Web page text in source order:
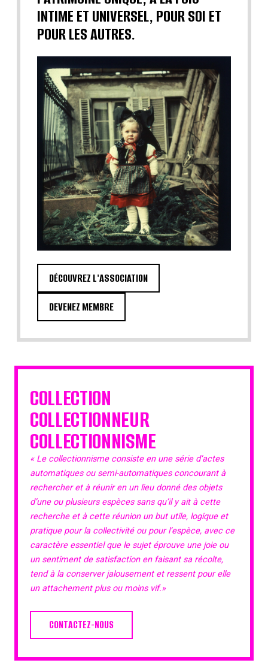
INTIME ET UNIVERSEL, POUR SOI ET
POUR LES AUTRES.
DÉCOUVREZ L'ASSOCIATION
DEVENEZ MEMBRE
COLLECTION
COLLECTIONNEUR
COLLECTIONNISME
« Le collectionnisme consiste en une série d’actes
automatiques ou semi-automatiques concourant à
rechercher et à réunir en un lieu donné des objets
d’une ou plusieurs espèces sans qu’il y ait à cette
recherche et à cette réunion un but utile, logique et
pratique pour la collectivité ou pour l’espèce, avec ce
caractère essentiel que le sujet éprouve une joie ou
un sentiment de satisfaction en faisant sa récolte,
tend à la conserver jalousement et ressent pour elle
un attachement plus ou moins vif.»
CONTACTEZ-NOUS